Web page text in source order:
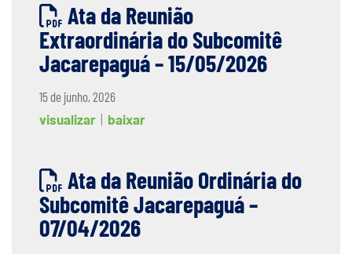
Ata da Reunião
Extraordinária do Subcomitê
Jacarepaguá – 15/05/2026
15 de junho, 2026
visualizar
baixar
Ata da Reunião Ordinária do
Subcomitê Jacarepaguá –
07/04/2026